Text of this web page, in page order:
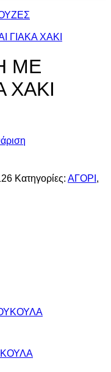
ΜΕ
ΧΑΚΙ
Κατηγορίες: ΑΓΟΡΙ ,